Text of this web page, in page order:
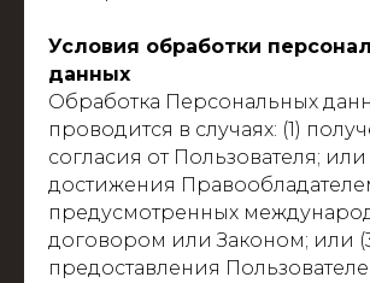
Условия обработки
данных
Обработка Персональных
проводится в случаях: (1)
согласия от Пользователя; или
достижения
предусмотренных
договором или Законом; или
предоставления